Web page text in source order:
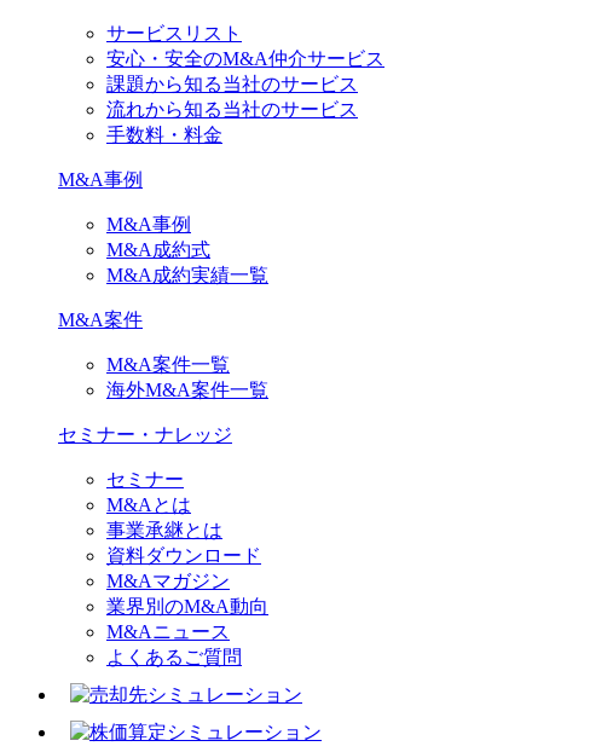
サービスリスト
安心・安全のM&A仲介サービス
課題から知る当社のサービス
流れから知る当社のサービス
手数料・料金
M&A事例
M&A事例
M&A成約式
M&A成約実績一覧
M&A案件
M&A案件一覧
海外M&A案件一覧
セミナー・ナレッジ
セミナー
M&Aとは
事業承継とは
資料ダウンロード
M&Aマガジン
業界別のM&A動向
M&Aニュース
よくあるご質問